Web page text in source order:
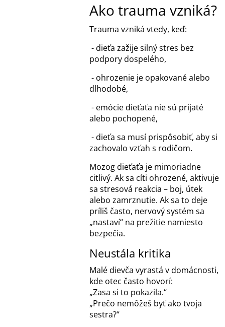
Ako trauma vzniká?
Trauma vzniká vtedy, keď:
- dieťa zažije silný stres bez
podpory dospelého,
- ohrozenie je opakované alebo
dlhodobé,
- emócie dieťaťa nie sú prijaté
alebo pochopené,
- dieťa sa musí prispôsobiť, aby si
zachovalo vzťah s rodičom.
Mozog dieťaťa je mimoriadne
citlivý. Ak sa cíti ohrozené, aktivuje
sa stresová reakcia – boj, útek
alebo zamrznutie. Ak sa to deje
príliš často, nervový systém sa
„nastaví“ na prežitie namiesto
bezpečia.
Neustála kritika
Malé dievča vyrastá v domácnosti,
kde otec často hovorí:
„Zasa si to pokazila.“
„Prečo nemôžeš byť ako tvoja
sestra?“